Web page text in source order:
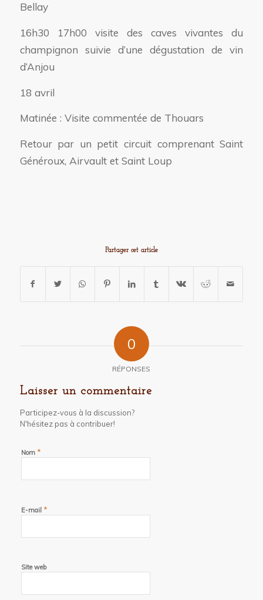
Bellay
16h30 17h00 visite des caves vivantes du
champignon suivie d’une dégustation de vin
d’Anjou
18 avril
Matinée : Visite commentée de Thouars
Retour par un petit circuit comprenant Saint
Généroux, Airvault et Saint Loup
Partager cet article
0
RÉPONSES
Laisser un commentaire
Participez-vous à la discussion?
N'hésitez pas à contribuer!
Nom *
E-mail *
Site web